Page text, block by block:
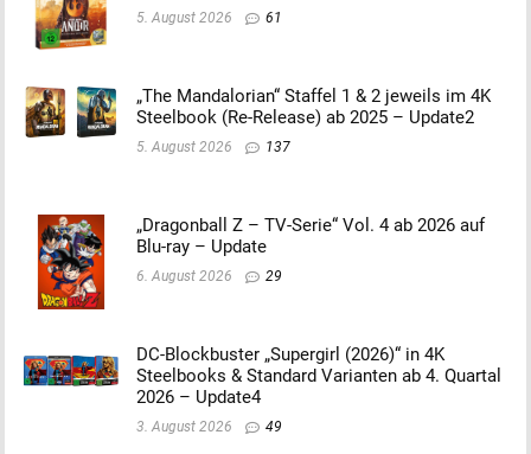
5. August 2026 61
„The Mandalorian“ Staffel 1 & 2 jeweils im 4K
Steelbook (Re-Release) ab 2025 – Update2
5. August 2026 137
„Dragonball Z – TV-Serie“ Vol. 4 ab 2026 auf
Blu-ray – Update
6. August 2026 29
DC-Blockbuster „Supergirl (2026)“ in 4K
Steelbooks & Standard Varianten ab 4. Quartal
2026 – Update4
3. August 2026 49